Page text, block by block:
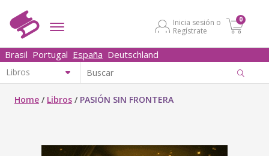
Inicia sesión o
Regístrate
0
Brasil Portugal España Deutschland
Home / Libros / PASIÓN SIN FRONTERA